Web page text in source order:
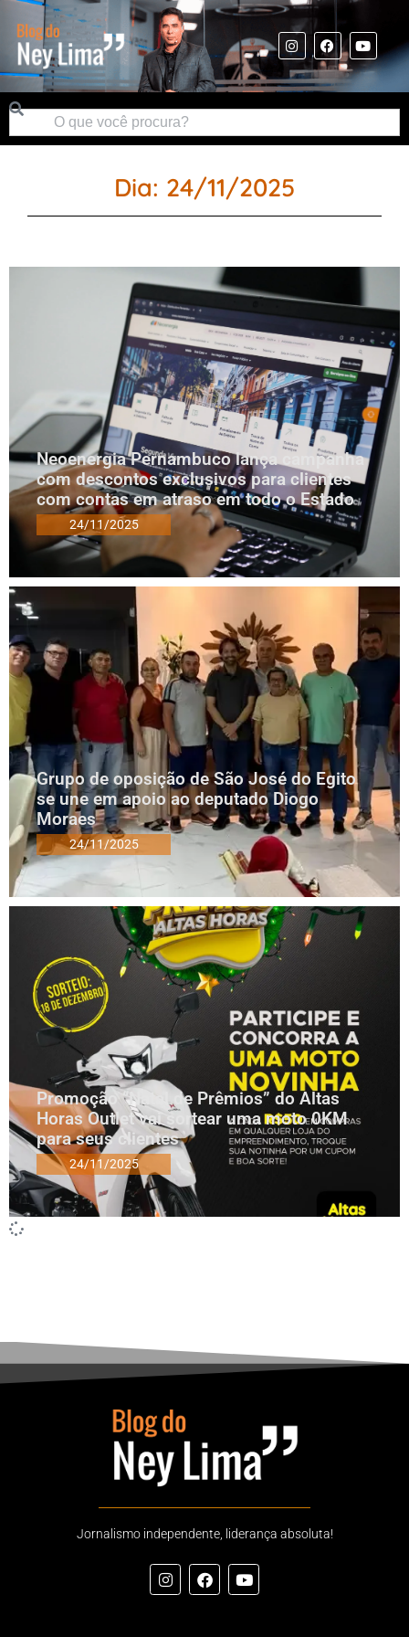
Dia: 24/11/2025
Neoenergia Pernambuco lança campanha
com descontos exclusivos para clientes
com contas em atraso em todo o Estado
24/11/2025
Grupo de oposição de São José do Egito
se une em apoio ao deputado Diogo
Moraes
24/11/2025
Promoção “Natal de Prêmios” do Altas
Horas Outlet vai sortear uma moto 0KM
para seus clientes
24/11/2025
Jornalismo independente, liderança absoluta!